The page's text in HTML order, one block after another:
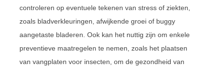
controleren op eventuele tekenen van stress of ziekten,
zoals bladverkleuringen, afwijkende groei of buggy
aangetaste bladeren. Ook kan het nuttig zijn om enkele
preventieve maatregelen te nemen, zoals het plaatsen
van vangplaten voor insecten, om de gezondheid van